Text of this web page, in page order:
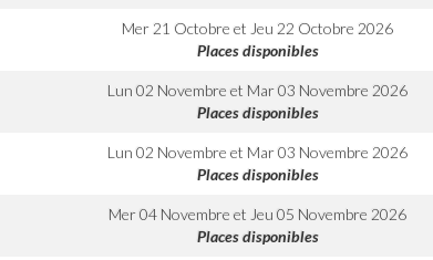
Mer 21 Octobre et Jeu 22 Octobre 2026
Places disponibles
Lun 02 Novembre et Mar 03 Novembre 2026
Places disponibles
Lun 02 Novembre et Mar 03 Novembre 2026
Places disponibles
Mer 04 Novembre et Jeu 05 Novembre 2026
Places disponibles